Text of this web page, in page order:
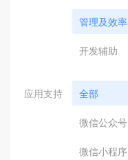
管理及效率
开发辅助
应用支持 全部
微信公众号
微信小程序